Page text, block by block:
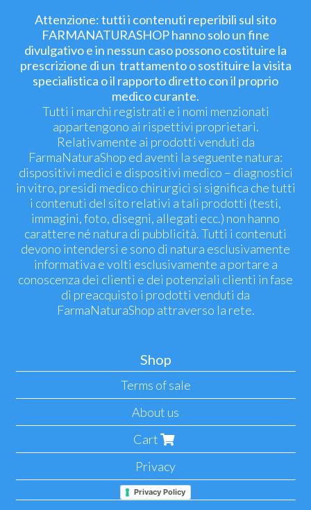
Attenzione: tutti i contenuti reperibili sul sito
FARMANATURASHOP hanno solo un fine
divulgativo e in nessun caso possono costituire la
prescrizione di un trattamento o sostituire la visita
specialistica o il rapporto diretto con il proprio
medico curante.
Tutti i marchi registrati e i nomi menzionati
appartengono ai rispettivi proprietari.
Relativamente ai prodotti venduti da
FarmaNaturaShop ed aventi la seguente natura:
dispositivi medici e dispositivi medico – diagnostici
in vitro, presidi medico chirurgici si significa che tutti
i contenuti del sito relativi a tali prodotti (testi,
immagini, foto, disegni, allegati ecc.) non hanno
carattere né natura di pubblicità. Tutti i contenuti
devono intendersi e sono di natura esclusivamente
informativa e volti esclusivamente a portare a
conoscenza dei clienti e dei potenziali clienti in fase
di preacquisto i prodotti venduti da
FarmaNaturaShop attraverso la rete.
Shop
Terms of sale
About us
Cart
Privacy
Privacy Policy